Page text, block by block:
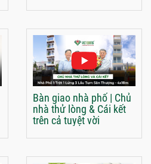
Bàn giao nhà phố | Chủ
nhà thử lòng & Cái kết
trên cả tuyệt vời